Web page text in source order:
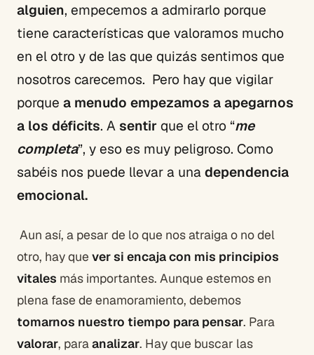
alguien, empecemos a admirarlo porque
tiene características que valoramos mucho
en el otro y de las que quizás sentimos que
nosotros carecemos. Pero hay que vigilar
porque a menudo empezamos a apegarnos
a los déficits. A sentir que el otro “me
completa”, y eso es muy peligroso. Como
sabéis nos puede llevar a una dependencia
emocional.
Aun así, a pesar de lo que nos atraiga o no del
otro, hay que ver si encaja con mis principios
vitales más importantes. Aunque estemos en
plena fase de enamoramiento, debemos
tomarnos nuestro tiempo para pensar. Para
valorar, paraanalizar. Hay que buscar las